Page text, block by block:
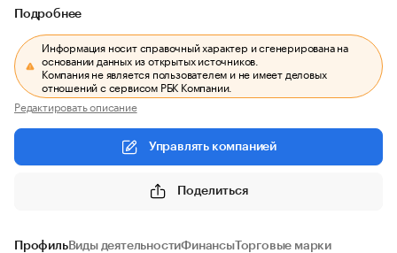
Подробнее
Информация носит справочный характер и сгенерирована на
основании данных из открытых источников.
Компания не является пользователем и не имеет деловых
отношений с сервисом РБК Компании.
Редактировать описание
Управлять компанией
Поделиться
ПрофильВиды деятельностиФинансыТорговые марки